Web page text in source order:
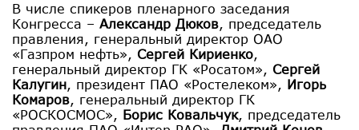
В числе спикеров пленарного заседания
Конгресса – Александр Дюков, председатель
правления, генеральный директор ОАО
«Газпром нефть», Сергей Кириенко,
генеральный директор ГК «Росатом», Сергей
Калугин, президент ПАО «Ростелеком», Игорь
Комаров, генеральный директор ГК
«РОСКОСМОС», Борис Ковальчук, председатель